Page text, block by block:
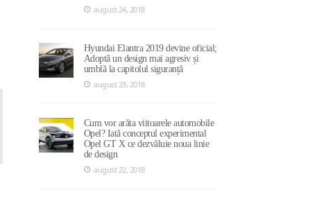
august 24, 2018
Hyundai Elantra 2019 devine oficial;
Adoptă un design mai agresiv și
umblă la capitolul siguranță
august 23, 2018
Cum vor arăta viitoarele automobile
Opel? Iată conceptul experimental
Opel GT X ce dezvăluie noua linie
de design
august 22, 2018